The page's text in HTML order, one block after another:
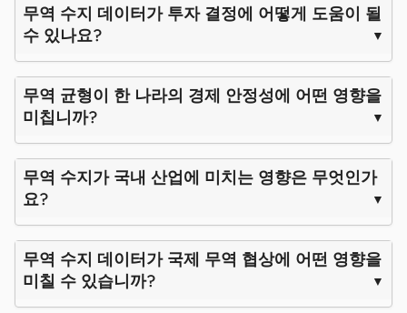
무역 수지 데이터가 투자 결정에 어떻게 도움이 될
수 있나요?
무역 균형이 한 나라의 경제 안정성에 어떤 영향을
미칩니까?
무역 수지가 국내 산업에 미치는 영향은 무엇인가
요?
무역 수지 데이터가 국제 무역 협상에 어떤 영향을
미칠 수 있습니까?